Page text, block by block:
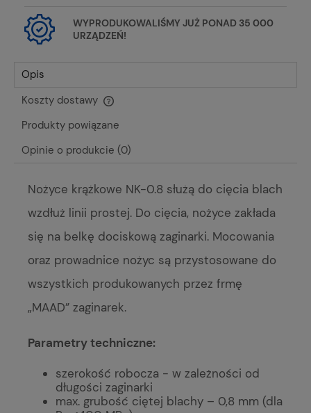
WYPRODUKOWALIŚMY JUŻ PONAD 35 000
URZĄDZEŃ!
Opis
Koszty dostawy
Cena nie zawiera ewentualnych kosztów płatności
Produkty powiązane
Opinie o produkcie (0)
Nożyce krążkowe NK-0.8 służą do cięcia blach
wzdłuż linii prostej. Do cięcia, nożyce zakłada
się na belkę dociskową zaginarki. Mocowania
oraz prowadnice nożyc są przystosowane do
wszystkich produkowanych przez frmę
„MAAD” zaginarek.
Parametry techniczne:
szerokość robocza - w zależności od
długości zaginarki
max. grubość ciętej blachy – 0,8 mm (dla